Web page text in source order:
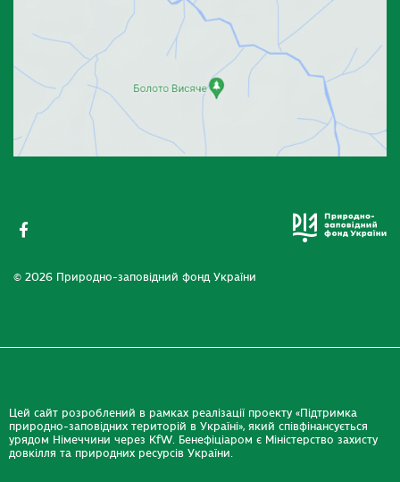
© 2026 Природно-заповідний фонд України
Цей сайт розроблений в рамках реалізації проекту «Підтримка
природно-заповідних територій в Україні», який співфінансується
урядом Німеччини через KfW. Бенефіціаром є Міністерство захисту
довкілля та природних ресурсів України.